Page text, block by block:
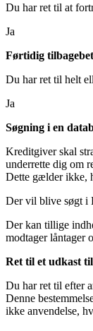
Du har ret til at
Ja
Førtidig
Du har ret til helt
Ja
Søgning i en
Kreditgiver skal
underrette dig om
Dette gælder ikke,
Der vil blive søgt i
Der kan tillige
modtager låntager
Ret til et udkast
Du har ret til efter
Denne
ikke anvendelse,